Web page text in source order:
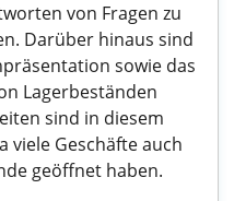
von Fragen zu
Darüber hinaus sind
sowie das
Lagerbeständen
sind in diesem
viele Geschäfte auch
geöffnet haben.